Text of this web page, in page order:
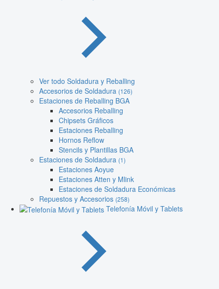
Ver todo Soldadura y Reballing
Accesorios de Soldadura (126)
Estaciones de Reballing BGA
Accesorios Reballing
Chipsets Gráficos
Estaciones Reballing
Hornos Reflow
Stencils y Plantillas BGA
Estaciones de Soldadura (1)
Estaciones Aoyue
Estaciones Atten y Mlink
Estaciones de Soldadura Económicas
Repuestos y Accesorios (258)
Telefonía Móvil y Tablets